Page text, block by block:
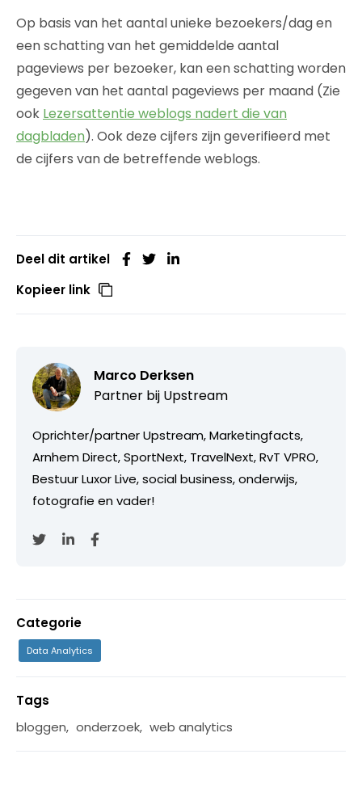
Op basis van het aantal unieke bezoekers/dag en
een schatting van het gemiddelde aantal
pageviews per bezoeker, kan een schatting worden
gegeven van het aantal pageviews per maand (Zie
ook Lezersattentie weblogs nadert die van
dagbladen). Ook deze cijfers zijn geverifieerd met
de cijfers van de betreffende weblogs.
Deel dit artikel
Kopieer link
Marco Derksen
Partner bij Upstream
Oprichter/partner Upstream, Marketingfacts,
Arnhem Direct, SportNext, TravelNext, RvT VPRO,
Bestuur Luxor Live, social business, onderwijs,
fotografie en vader!
Categorie
Data Analytics
Tags
bloggen, onderzoek, web analytics